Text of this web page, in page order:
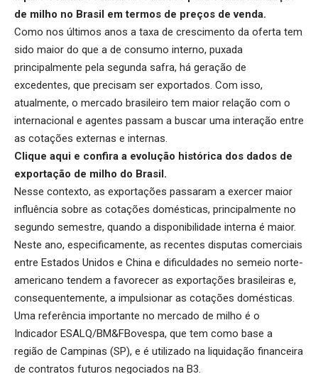
de milho no Brasil em termos de preços de venda.
Como nos últimos anos a taxa de crescimento da oferta tem
sido maior do que a de consumo interno, puxada
principalmente pela segunda safra, há geração de
excedentes, que precisam ser exportados. Com isso,
atualmente, o mercado brasileiro tem maior relação com o
internacional e agentes passam a buscar uma interação entre
as cotações externas e internas.
Clique aqui e confira a evolução histórica dos dados de
exportação de milho do Brasil.
Nesse contexto, as exportações passaram a exercer maior
influência sobre as cotações domésticas, principalmente no
segundo semestre, quando a disponibilidade interna é maior.
Neste ano, especificamente, as recentes disputas comerciais
entre Estados Unidos e China e dificuldades no semeio norte-
americano tendem a favorecer as exportações brasileiras e,
consequentemente, a impulsionar as cotações domésticas.
Uma referência importante no mercado de milho é o
Indicador ESALQ/BM&FBovespa, que tem como base a
região de Campinas (SP), e é utilizado na liquidação financeira
de contratos futuros negociados na B3.